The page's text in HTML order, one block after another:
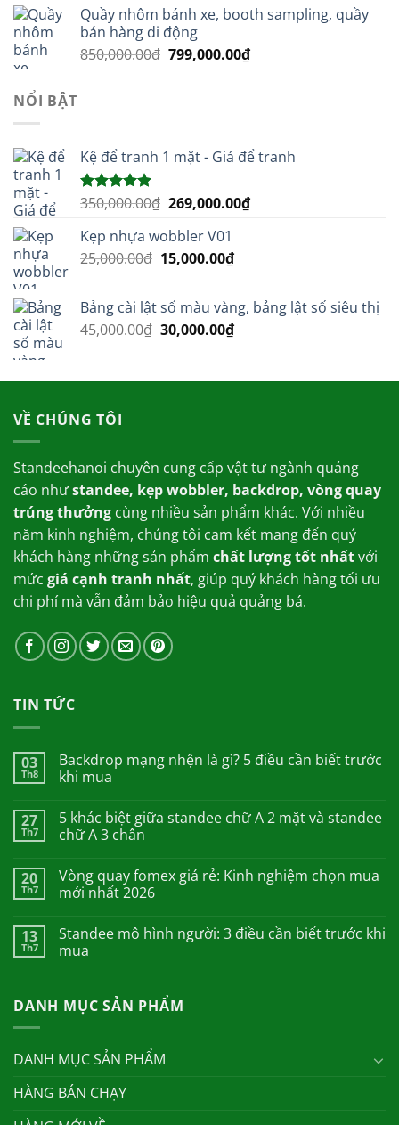
110,000.00₫.
là:
Quầy nhôm bánh xe, booth sampling, quầy
bán hàng di động
850,000.00₫ Giá
799,000.00₫Giá
NỔI BẬT
Kệ để tranh 1 mặt - Giá để tranh
Được xếp
5 sao
350,000.00₫ Giá
là:
350,000.00₫.
269,000.00₫Giá
Kẹp nhựa wobbler V01
25,000.00₫ Giá
25,000.00₫.
15,000.00₫Giá
là:
15,000.00₫.
Bảng cài lật số màu vàng, bảng lật số siêu thị
45,000.00₫ Giá
45,000.00₫.
30,000.00₫Giá
là:
VỀ CHÚNG TÔI
Standeehanoi chuyên cung cấp vật tư ngành quảng
cáo nhưstandee, kẹp wobbler, backdrop, vòng quay
trúng thưởng cùng nhiều sản phẩm khác. Với nhiều
năm kinh nghiệm, chúng tôi cam kết mang đến quý
khách hàng những sản phẩm chất lượng tốt nhấtvới
mức giá cạnh tranh nhất, giúp quý khách hàng tối ưu
chi phí mà vẫn đảm bảo hiệu quả quảng bá.
TIN TỨC
03
Th8
Backdrop mạng nhện là gì? 5 điều cần biết trước
khi mua
27
Th7
5 khác biệt giữa standee chữ A 2 mặt và standee
chữ A 3 chân
20
Th7
Vòng quay fomex giá rẻ: Kinh nghiệm chọn mua
mới nhất 2026
13
Th7
Standee mô hình người: 3 điều cần biết trước khi
mua
DANH MỤC SẢN PHẨM
DANH MỤC SẢN PHẨM
HÀNG BÁN CHẠY